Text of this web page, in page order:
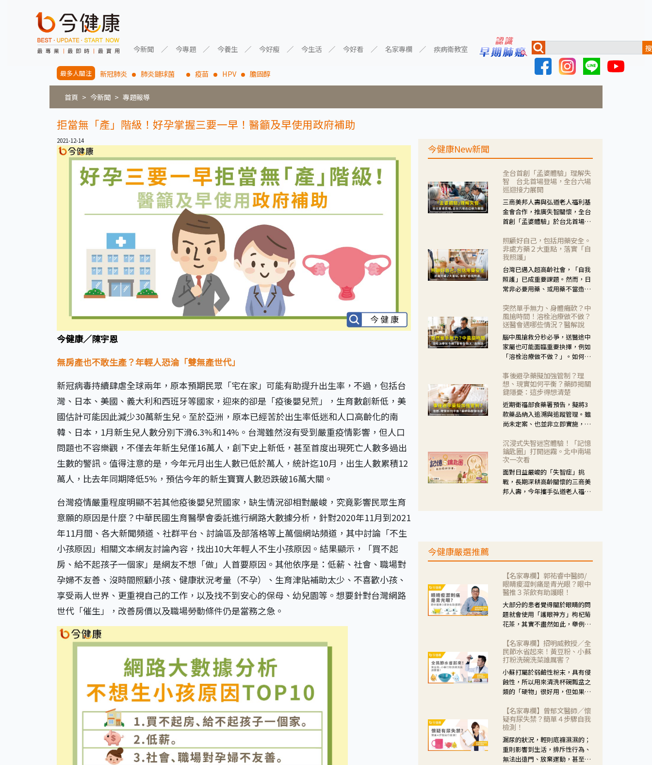
今新聞 今專題 今養生 今好瘦 今生活 今好看 名家專欄 疾病衛教室
最多人關注 新冠肺炎 肺炎鏈球菌 疫苗 HPV 膽固醇
首頁 今新聞 專題報導
拒當無「產」階級！好孕掌握三要一早！醫籲及早使用政府補助
2021-12-14
今健康／陳宇恩
無房產也不敢生產？年輕人恐淪「雙無產世代」
新冠病毒持續肆虐全球兩年，原本預期民眾「宅在家」可能有助提升出生率，不過，包括台
灣、日本、美國、義大利和西班牙等國家，迎來的卻是「疫後嬰兒荒」，生育數創新低，美
國估計可能因此減少30萬新生兒。至於亞洲，原本已經苦於出生率低迷和人口高齡化的南
韓、日本，1月新生兒人數分別下滑6.3%和14%。台灣雖然沒有受到嚴重疫情影響，但人口
問題也不容樂觀，不僅去年新生兒僅16萬人，創下史上新低，甚至首度出現死亡人數多過出
生數的警訊。值得注意的是，今年元月出生人數已低於萬人，統計迄10月，出生人數累積12
萬人，比去年同期降低5%，預估今年的新生寶寶人數恐跌破16萬大關。
台灣疫情嚴重程度明顯不若其他疫後嬰兒荒國家，缺生情況卻相對嚴峻，究竟影響民眾生育
意願的原因是什麼？中華民國生育醫學會委託進行網路大數據分析，針對2020年11月到2021
年11月間、各大新聞頻道、社群平台、討論區及部落格等上萬個網站頻道，其中討論「不生
小孩原因」相關文本網友討論內容，找出10大年輕人不生小孩原因。結果顯示，「買不起
房、給不起孩子一個家」是網友不想「做」人首要原因。其他依序是：低薪、社會、職場對
孕婦不友善、沒時間照顧小孩、健康狀況考量（不孕）、生育津貼補助太少、不喜歡小孩、
享受兩人世界、更重視自己的工作，以及找不到安心的保母、幼兒園等。想要針對台灣網路
世代「催生」，改善房價以及職場勞動條件仍是當務之急。
今健康New新聞
全台首創「孟婆體驗」理解失
智 台北首場登場，全台六場
巡迴接力展開
三商美邦人壽與弘道老人福利基
金會合作，推廣失智關懷，全台
首創「孟婆體驗」於台北首場實
模式，用結合情境互動等豐富活
動，將抽象的失智轉化為可感
受、可討論的生活情境，並引導
民眾在家人開始出現改變時，以
理解取代責備、以耐心回應不
安。
照顧好自己，包括用藥安全。
非處方藥２大重點，落實「自
我照護」
台灣已邁入超高齡社會，「自我
照護」已成重要課題。然而，日
常非必要用藥、或用藥不當造成
在重要。社團法人台灣自我照護
產業協會 提出「非處方藥正確使
用」與「藥師給力」，鼓勵民眾
建立安全且正確的自我照護習
慣。
突然單手無力、身體癱軟？中
風搶時間！溶栓治療做不做？
送醫會遇哪些情況？醫解說
腦中風搶救分秒必爭，送醫途中
家屬也可能面臨重要抉擇，例如
「溶栓治療做不做？」。如何搶
會理事長陳龍醫師解說！
事後避孕藥擬加強管制？理
想、現實如何平衡？藥師揭關
鍵隱憂：這步得想清楚
近期衛福部食藥署預告，擬將3
款藥品納入追溯與追蹤管理。雖
尚未定案、也並非立即實施，不
人杰藥師表示，這三款藥物目
的、作用、風險各有不同，管制
與否所帶來的後許影響也不同，
可先了解其特性。
沉浸式失智迷宮體驗！「記憶
鑰匙圈」打開迷霧。北中南場
次一次看
面對日益嚴峻的「失智症」挑
戰，長期深耕高齡關懷的三商美
邦人壽，今年攜手弘道老人福利
生活挑戰。
今健康嚴選推薦
【名家專欄】郭祐睿中醫師/
眼睛痠澀刺痛是青光眼？眼中
醫推３茶飲有助護眼！
大部分的患者覺得關於眼睛的問
題就會使用「護眼神方」枸杞菊
花茶，其實不盡然如此，舉例來
紅、眼睛痛、眼屎多而且顏色
黃，當然就可以使用枸杞菊花
茶，但是枸杞的劑量要少，菊花
的劑量要多；若是有以上症狀以
外，眼睛還會有灼熱感，眼屎多
到會「牽絲」，也就是水樣分泌
了，這時候就要使用菊花、金銀
花來治療；假如單純的眼睛乾
澀，結膜沒有紅，眼睛周圍沒有
眼屎，這種情況是屬於「陰
虛」，就可以使用枸杞、蓮藕、
麥門冬、山藥等比較滋潤的藥
【名家專欄】招明威教授／全
民節水省起來！黃豆粉、小蘇
打粉洗碗洗菜誰厲害？
小蘇打屬於弱鹼性粉末，具有侵
蝕性，所以用來清洗杯碗瓢盆之
類的「硬物」很好用，但如果用
特別注意用法用量，使用過多或
是浸泡太久，容易腐蝕蔬菜的纖
維，讓菜軟掉不清脆。
【名家專欄】曾郁文醫師／懷
疑有尿失禁？簡單４步驟自我
檢測！
漏尿的狀況，輕則底褲濕濕的；
重則影響到生活，排斥性行為、
無法出遠門、放棄運動，甚至怕